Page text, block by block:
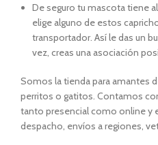
De seguro tu mascota tiene
elige alguno de estos
transportador. Así le das un
vez, creas una asociación
Somos la tienda para amantes
perritos o gatitos. Contamos
tanto presencial como online y
despacho, envíos a regiones,